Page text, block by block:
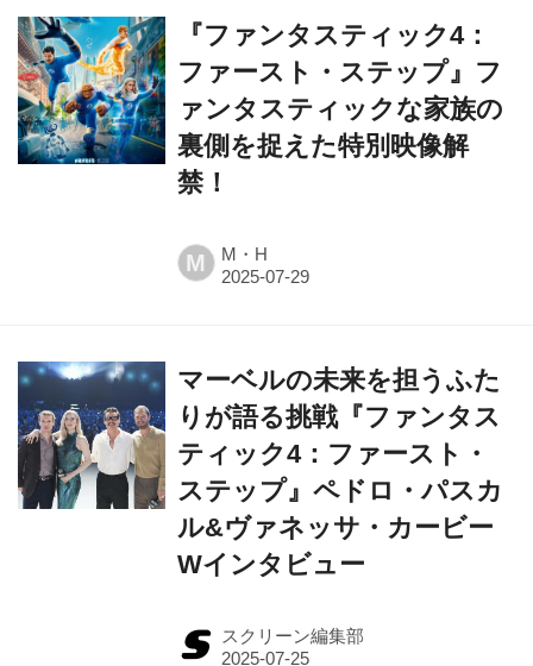
『ファンタスティック4：
ファースト・ステップ』フ
ァンタスティックな家族の
裏側を捉えた特別映像解
禁！
M M・H
マーベルの未来を担うふた
りが語る挑戦『ファンタス
ティック4：ファースト・
ステップ』ペドロ・パスカ
ル&ヴァネッサ・カービー
Wインタビュー
スクリーン編集部